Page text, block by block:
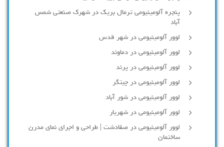
پنجره آلومینیومی ترمال بریک در شهرک صنعتی شمس
آباد
لوور آلومینیومی در شهر قدس
لوور آلومینیومی در دماوند
لوور آلومینیومی در پرند
لوور آلومینیومی در چیتگر
لوور آلومینیومی در شور آباد
لوور آلومينيومي در شهريار
لوور آلومینیومی در صفادشت | طراحی و اجرای نمای مدرن
ساختمان